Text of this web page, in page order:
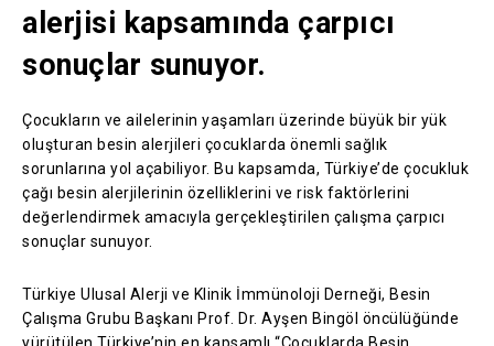
alerjisi kapsamında çarpıcı
sonuçlar sunuyor.
Çocukların ve ailelerinin yaşamları üzerinde büyük bir yük
oluşturan besin alerjileri çocuklarda önemli sağlık
sorunlarına yol açabiliyor. Bu kapsamda, Türkiye’de çocukluk
çağı besin alerjilerinin özelliklerini ve risk faktörlerini
değerlendirmek amacıyla gerçekleştirilen çalışma çarpıcı
sonuçlar sunuyor.
Türkiye Ulusal Alerji ve Klinik İmmünoloji Derneği, Besin
Çalışma Grubu Başkanı Prof. Dr. Ayşen Bingöl öncülüğünde